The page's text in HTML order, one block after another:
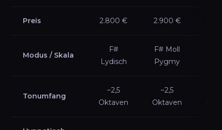
Preis 2.800 € 2.900 €
Modus / Skala
F#
Lydisch
F# Moll
Pygmy
Tonumfang
~2,5
Oktaven
~2,5
Oktaven